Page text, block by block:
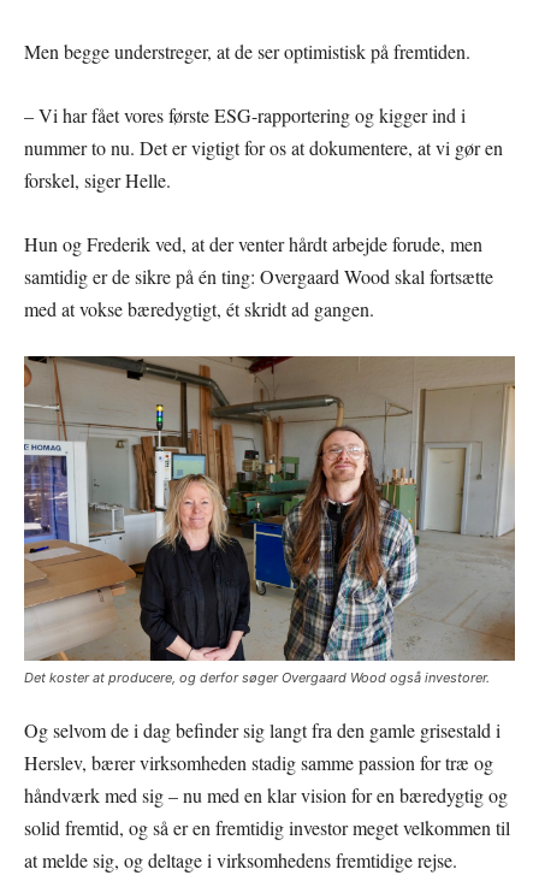
Men begge understreger, at de ser optimistisk på fremtiden.
– Vi har fået vores første ESG-rapportering og kigger ind i
nummer to nu. Det er vigtigt for os at dokumentere, at vi gør en
forskel, siger Helle.
Hun og Frederik ved, at der venter hårdt arbejde forude, men
samtidig er de sikre på én ting: Overgaard Wood skal fortsætte
med at vokse bæredygtigt, ét skridt ad gangen.
Det koster at producere, og derfor søger Overgaard Wood også investorer.
Og selvom de i dag befinder sig langt fra den gamle grisestald i
Herslev, bærer virksomheden stadig samme passion for træ og
håndværk med sig – nu med en klar vision for en bæredygtig og
solid fremtid, og så er en fremtidig investor meget velkommen til
at melde sig, og deltage i virksomhedens fremtidige rejse.